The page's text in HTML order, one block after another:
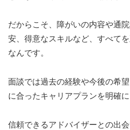
だからこそ、障がいの内容や通
安、得意なスキルなど、すべて
なんです。
面談では過去の経験や今後の希
に合ったキャリアプランを明確に
信頼できるアドバイザーとの出